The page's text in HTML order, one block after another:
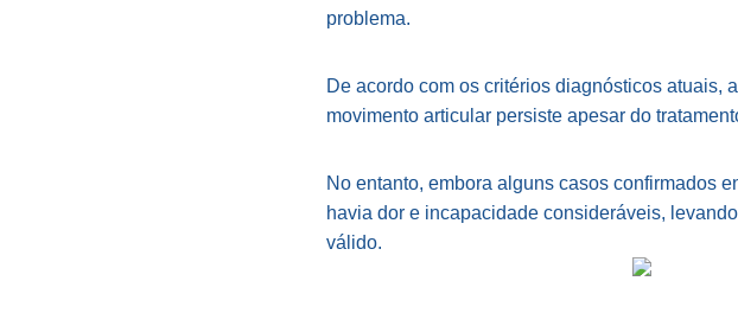
problema.
De acordo com os critérios diagnósticos atuais,
movimento articular persiste apesar do
No entanto, embora alguns casos confirmados
havia dor e incapacidade consideráveis,
válido.